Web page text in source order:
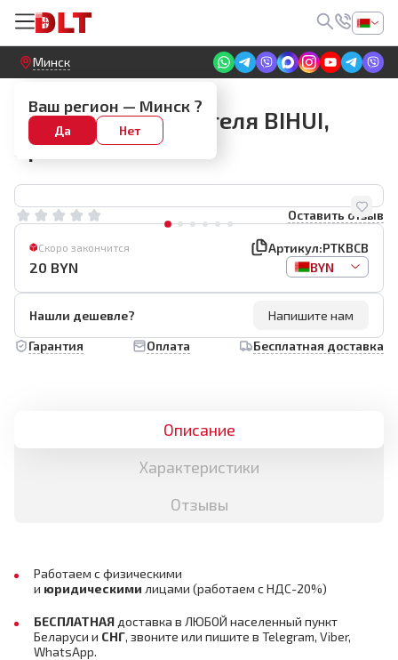
Круглосуточный! Прием заявок на сайте
Минск
Ваш регион — Минск ?
Да Нет
Аксессуары для шпателей
Адаптер для шпателя BIHUI,
арт.PTKBCB
Оставить отзыв
Скоро закончится Артикул:PTKBCB
20 BYN BYN
Нашли дешевле?
Напишите нам
Гарантия
Оплата Бесплатная доставка
Описание
Характеристики
Отзывы
Работаем с физическими
и юридическими лицами (работаем с НДС-20%)
БЕСПЛАТНАЯ доставка в ЛЮБОЙ населенный пункт
Беларуси и СНГ, звоните или пишите в Telegram, Viber,
WhatsApp.